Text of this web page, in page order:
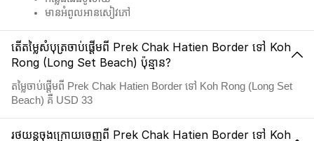
មានអំពូលអានសៀវភៅ
តើតម្លៃសំបុត្រចាប់ផ្តើមពី Prek Chak Hatien Border ទៅ Koh
Rong (Long Set Beach) ប៉ុន្មាន?
តម្លៃចាប់ផ្តើមពី Prek Chak Hatien Border ទៅ Koh Rong (Long Set
Beach) គឺ USD 33
រថយន្តចុងក្រោយចេញពី Prek Chak Hatien Border ទៅ Koh